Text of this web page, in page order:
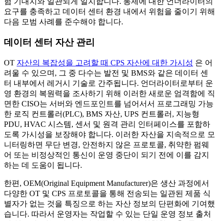
요구를 충족하고 데이터 센터 환경 내에서 위험을 줄이기 위해
다음 모범 사례를 준수해야 합니다.
데이터 센터 자산 관리
OT 자산의 복잡성을 고려할 때 CPS 자산에 대한 가시성 은 어
려울 수 있으며, 그 중 다수는 발전 및 BMS와 같은 데이터 센
터 내부에서 레거시 기술로 간주됩니다. 언더라이터로부터 운
영 환경의 복원력을 조사하기 위해 이러한 새로운 엄격함에 직
면한 CISO는 서버와 엔드포인트를 넘어서서 프로그래밍 가능
한 로직 컨트롤러(PLC), BMS 자산, UPS 컨트롤러, 지능형
PDU, HVAC 시스템, 센서 및 원격 관리 인터페이스를 포함하
도록 가시성을 보장해야 합니다. 이러한 자산을 지속적으로 모
니터링하면 무단 변경, 안전하지 않은 프로토콜, 취약한 펌웨
어 또는 비정상적인 통신이 운영 중단이 되기 전에 이를 감지
하는 데 도움이 됩니다.
한편, OEM(Original Equipment Manufacturer)은 생산 과정에서
다양한 OT 및 CPS 프로토콜을 통해 전송되는 일관된 제품 식
별자가 없는 것을 특징으로 하는 자산 정보의 단편화에 기여했
습니다. 따라서 운영자는 작업할 수 있는 단일 운영 정보 출처